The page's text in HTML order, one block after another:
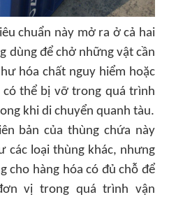
chuẩn này mở ra ở cả hai
dùng để chở những vật cần
hóa chất nguy hiểm hoặc
thể bị vỡ trong quá trình
khi di chuyển quanh tàu.
bản của thùng chứa này
các loại thùng khác, nhưng
cho hàng hóa có đủ chỗ để
vị trong quá trình vận